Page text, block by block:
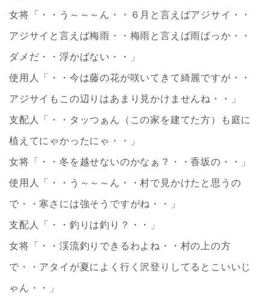
女将「・・う～～～ん・・６月と言えばアジサイ・・
アジサイと言えば梅雨・・梅雨と言えば雨ばっか・・
ダメだ・・浮かばない・・」
使用人「・・今は藤の花が咲いてきて綺麗ですが・・
アジサイもこの辺りはあまり見かけませんね・・」
支配人「・・タッつぁん（この家を建てた方）も庭に
植えてにゃかったにゃ・・」
女将「・・冬を越せないのかなぁ？・・香坂の・・」
使用人「・・う～～～ん・・村で見かけたと思うの
で・・寒さには強そうですがね・・」
支配人「・・釣りは釣り？・・」
女将「・・渓流釣りできるわよね・・村の上の方
で・・アタイが夏によく行く沢登りしてるとこいいじ
ゃん・・」